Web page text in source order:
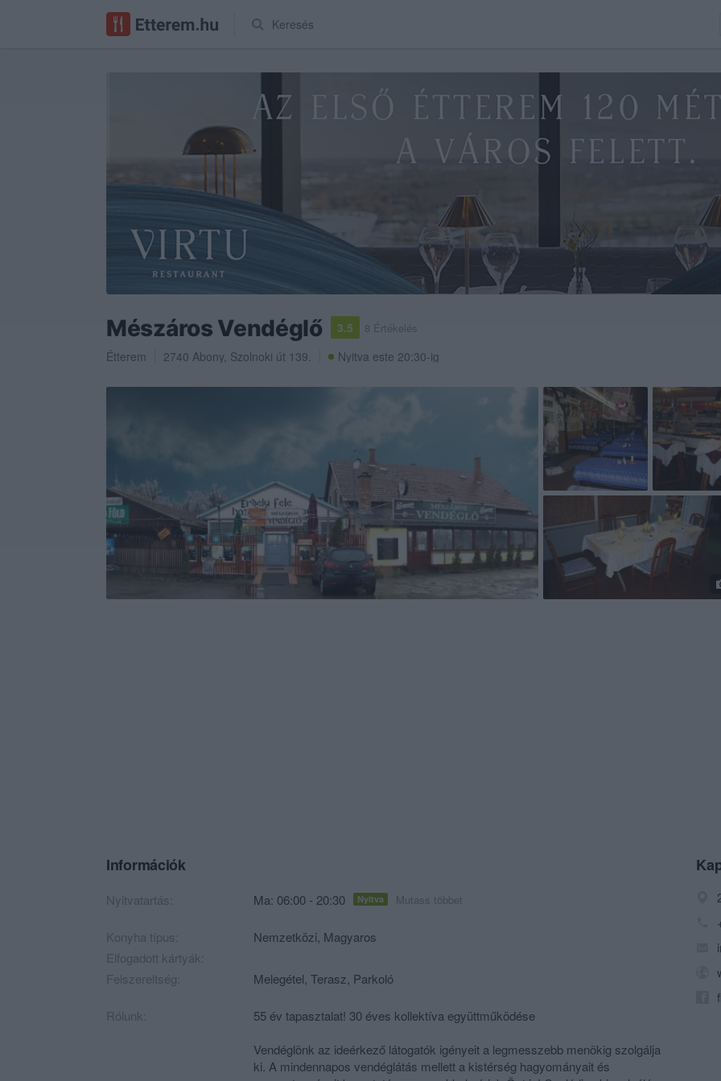
Keresés
Mészáros Vendéglő 3.5 8 Értékelés
Étterem 2740 Abony, Szolnoki út 139. Nyitva este 20:30-ig
Információk
Nyitvatartás: Ma: 06:00 - 20:30 Nyitva Mutass többet
Konyha típus: Nemzetközi, Magyaros
Elfogadott kártyák:
Felszereltség:
Melegétel, Terasz, Parkoló
Rólunk:
55 év tapasztalat! 30 éves kollektíva együttműködése
Vendéglõnk az ideérkező látogatók igényeit a legmesszebb menõkig szolgálja
ki. A mindennapos vendéglátás mellett a kistérség hagyományait és